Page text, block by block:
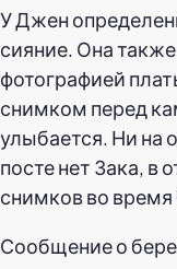
У Джен
сияние. Она
фотографией
снимком перед
улыбается. Ни на
посте нет Зака, в
снимков во
Сообщение о